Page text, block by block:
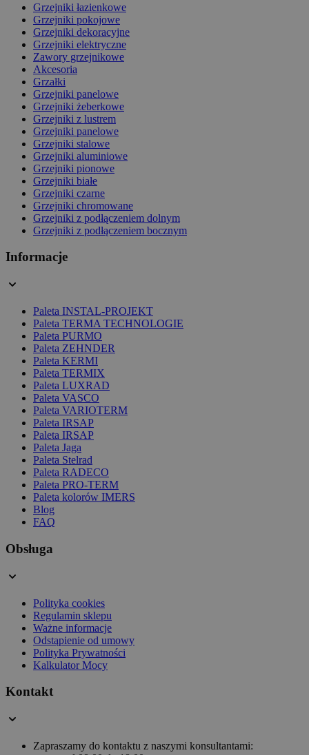
Grzejniki łazienkowe
Grzejniki pokojowe
Grzejniki dekoracyjne
Grzejniki elektryczne
Zawory grzejnikowe
Akcesoria
Grzałki
Grzejniki panelowe
Grzejniki żeberkowe
Grzejniki z lustrem
Grzejniki panelowe
Grzejniki stalowe
Grzejniki aluminiowe
Grzejniki pionowe
Grzejniki białe
Grzejniki czarne
Grzejniki chromowane
Grzejniki z podłączeniem dolnym
Grzejniki z podłączeniem bocznym
Informacje
Paleta INSTAL-PROJEKT
Paleta TERMA TECHNOLOGIE
Paleta PURMO
Paleta ZEHNDER
Paleta KERMI
Paleta TERMIX
Paleta LUXRAD
Paleta VASCO
Paleta VARIOTERM
Paleta IRSAP
Paleta IRSAP
Paleta Jaga
Paleta Stelrad
Paleta RADECO
Paleta PRO-TERM
Paleta kolorów IMERS
Blog
FAQ
Obsługa
Polityka cookies
Regulamin sklepu
Ważne informacje
Odstąpienie od umowy
Polityka Prywatności
Kalkulator Mocy
Kontakt
Zapraszamy do kontaktu z naszymi konsultantami: